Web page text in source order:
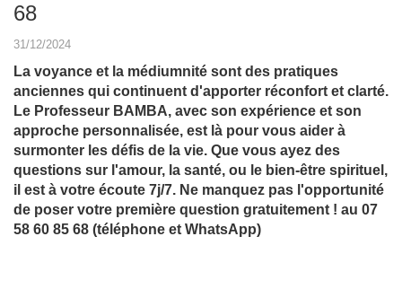
68
31/12/2024
La voyance et la médiumnité sont des pratiques
anciennes qui continuent d'apporter réconfort et clarté.
Le Professeur BAMBA, avec son expérience et son
approche personnalisée, est là pour vous aider à
surmonter les défis de la vie. Que vous ayez des
questions sur l'amour, la santé, ou le bien-être spirituel,
il est à votre écoute 7j/7. Ne manquez pas l'opportunité
de poser votre première question gratuitement ! au 07
58 60 85 68 (téléphone et WhatsApp)